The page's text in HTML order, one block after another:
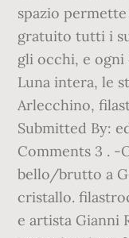
spazio
gratuito tutti i
gli occhi, e ogni
Luna intera, le
Arlecchino,
Submitted By:
Comments 3 . -
bello/brutto a
cristallo.
e artista Gianni